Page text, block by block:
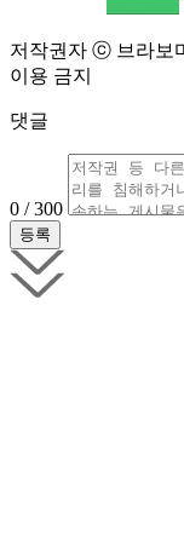
저작권자 ⓒ 브라보
이용 금지
댓글
0 / 300